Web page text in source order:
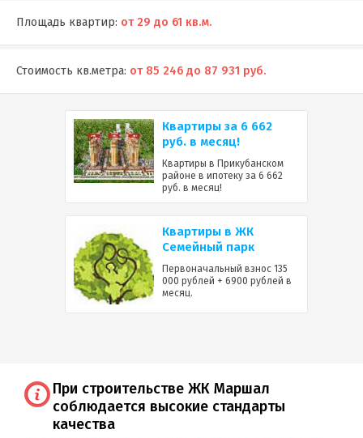
Площадь квартир: от 29 до 61 кв.м.
Стоимость кв.метра: от 85 246 до 87 931 руб.
Квартиры за 6 662
руб. в месяц!
Квартиры в Прикубанском
районе в ипотеку за 6 662
руб. в месяц!
Квартиры в ЖК
Семейный парк
Первоначальный взнос 135
000 рублей + 6900 рублей в
месяц.
При строительстве ЖК Маршал
соблюдается высокие стандарты
качества